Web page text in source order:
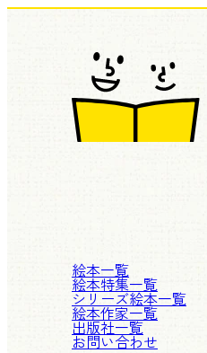
絵本一覧
絵本特集一覧
シリーズ絵本一覧
絵本作家一覧
出版社一覧
お問い合わせ